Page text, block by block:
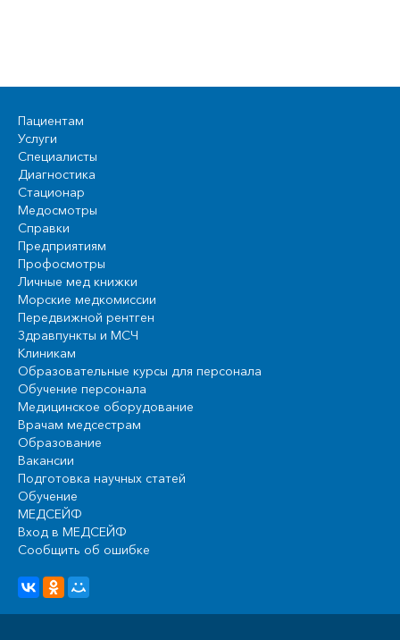
Пациентам
Услуги
Специалисты
Диагностика
Стационар
Медосмотры
Справки
Предприятиям
Профосмотры
Личные мед книжки
Морские медкомиссии
Передвижной рентген
Здравпункты и МСЧ
Клиникам
Образовательные курсы для персонала
Обучение персонала
Медицинское оборудование
Врачам медсестрам
Образование
Вакансии
Подготовка научных статей
Обучение
МЕДСЕЙФ
Вход в МЕДСЕЙФ
Сообщить об ошибке